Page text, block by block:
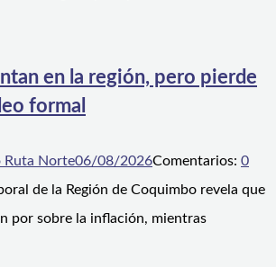
en la región, pero pierde
formal
Ruta Norte06/08/2026Comentarios: 0
de la Región de Coquimbo revela que
por sobre la inflación, mientras